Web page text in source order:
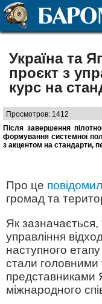
Україна та
проєкт з
курс на
Просмотров: 1412
Після завершення
формування системної
з акцентом на стандарти,
Про це
громад та
Як зазначається,
управління
наступного
стали головними
представниками
міжнародного